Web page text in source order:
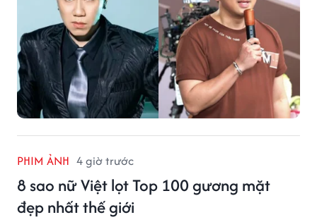
PHIM ẢNH 4 giờ trước
8 sao nữ Việt lọt Top 100 gương mặt
đẹp nhất thế giới